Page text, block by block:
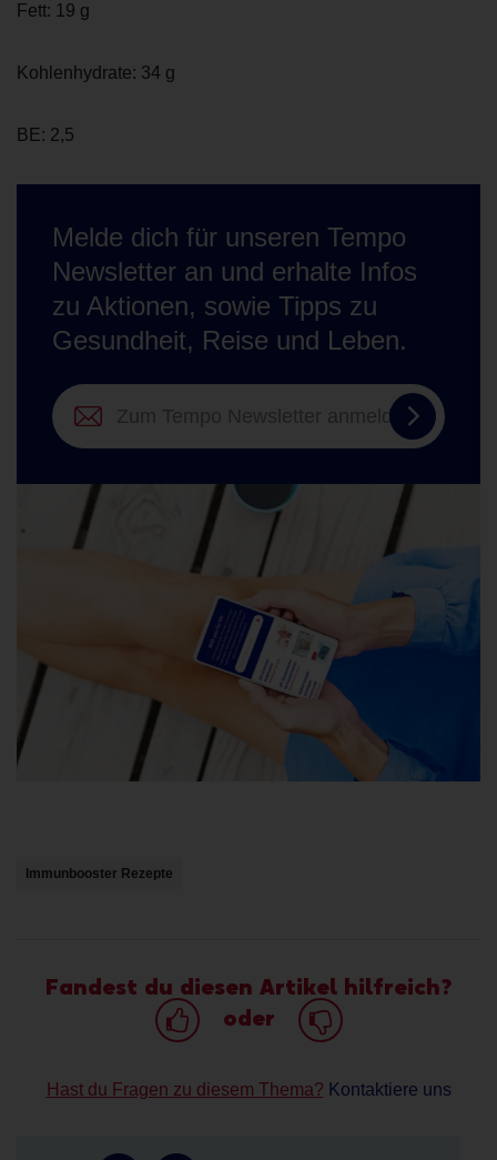
Melde dich für unseren Tempo
Newsletter an und erhalte Infos
zu Aktionen, sowie Tipps zu
Gesundheit, Reise und Leben.
Zum
Tempo
Fett: 19 g
Kohlenhydrate: 34 g
BE: 2,5
Immunbooster Rezepte
Fandest du diesen Artikel hilfreich?
oder
Hast du Fragen zu diesem Thema? Kontaktiere uns